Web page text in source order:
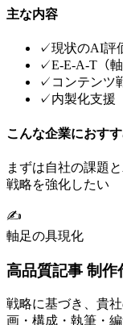
主な内容
✓現状のAI評
✓E-E-A-T（
✓ コンテンツ
✓内製化支援
こんな企業におす
まずは自社の課題
戦略を強化したい
✍️
軸足の具現化
高品質記事 制作
戦略に基づき、貴
画・構成・執筆・